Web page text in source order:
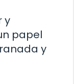
y
papel
y